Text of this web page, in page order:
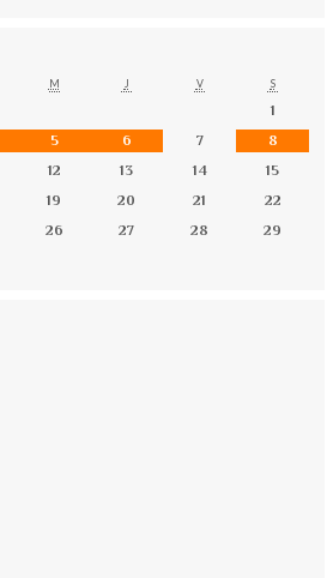
M J V S
1
5 6 7
8
12 13 14
15
19 20 21
22
26 27 28
29